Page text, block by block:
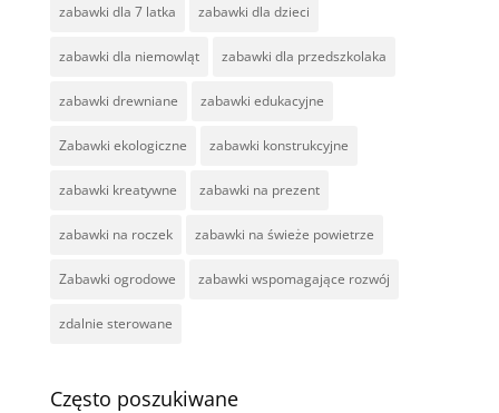
zabawki dla 7 latka zabawki dla dzieci
zabawki dla niemowląt zabawki dla przedszkolaka
zabawki drewniane zabawki edukacyjne
Zabawki ekologiczne zabawki konstrukcyjne
zabawki kreatywne zabawki na prezent
zabawki na roczek zabawki na świeże powietrze
Zabawki ogrodowe zabawki wspomagające rozwój
zdalnie sterowane
Często poszukiwane